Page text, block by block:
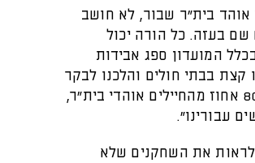
אוהד בית"ר שבור, לא חושב
בעזה. כל הורה יכול
המועדון ספג אבידות
בבתי חולים והלכנו לבקר
פצועים, גם הלכנו לבסיסים ואני מרגיש ש-70 או 80 אחוז מהחיילים אוהדי בית"ר,
עבורינו".
את השחקנים שלא